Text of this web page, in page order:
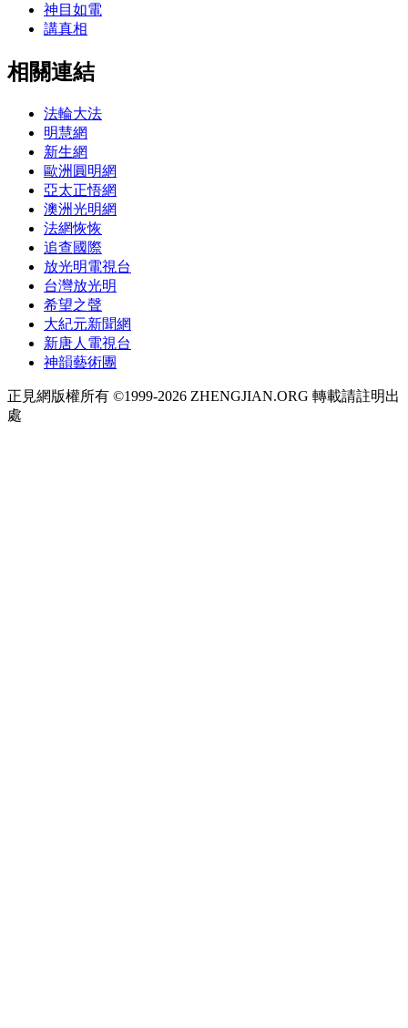
神目如電
講真相
相關連結
法輪大法
明慧網
新生網
歐洲圓明網
亞太正悟網
澳洲光明網
法網恢恢
追查國際
放光明電視台
台灣放光明
希望之聲
大紀元新聞網
新唐人電視台
神韻藝術團
正見網版權所有 ©1999-2026 ZHENGJIAN.ORG 轉載請註明出
處